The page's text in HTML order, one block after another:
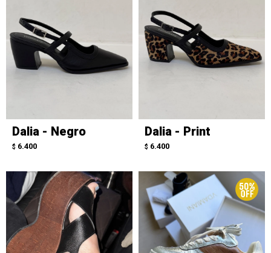
Dalia - Negro
$ 6.400
Dalia - Print
$ 6.400